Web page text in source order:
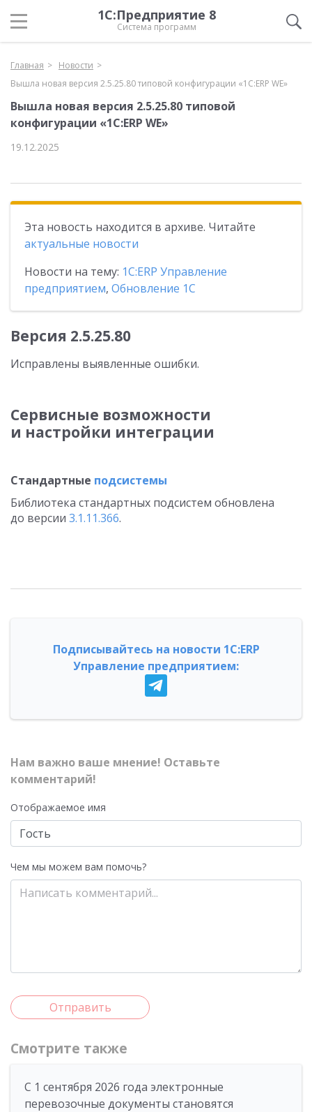
1С:Предприятие 8
Система программ
Главная
Новости
Вышла новая версия 2.5.25.80 типовой конфигурации «1С:ERP WE»
Вышла новая версия 2.5.25.80 типовой
конфигурации «1С:ERP WE»
19.12.2025
Эта новость находится в архиве. Читайте
актуальные новости
Новости на тему: 1С:ERP Управление
предприятием, Обновление 1С
Версия 2.5.25.80
Исправлены выявленные ошибки.
Сервисные возможности
и настройки интеграции
Стандартные подсистемы
Библиотека стандартных подсистем обновлена
до версии 3.1.11.366.
Подписывайтесь на новости 1С:ERP
Управление предприятием:
Нам важно ваше мнение! Оставьте
комментарий!
Отображаемое имя
Чем мы можем вам помочь?
Отправить
Смотрите также
С 1 сентября 2026 года электронные
перевозочные документы становятся